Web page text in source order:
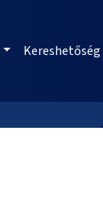
Kereshetőség